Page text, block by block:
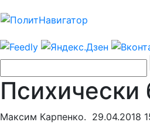
Психически
Максим Карпенко. 29.04.2018